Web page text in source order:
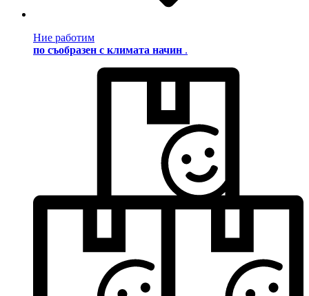
Ние работим
по съобразен с климата начин .